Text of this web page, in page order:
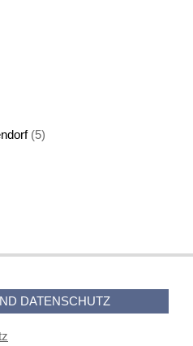
(5)
DATENSCHUTZ